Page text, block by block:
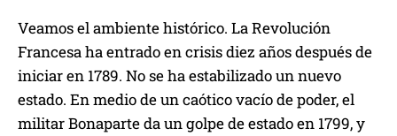
Veamos el ambiente histórico. La Revolución
Francesa ha entrado en crisis diez años después de
iniciar en 1789. No se ha estabilizado un nuevo
estado. En medio de un caótico vacío de poder, el
militar Bonaparte da un golpe de estado en 1799, y